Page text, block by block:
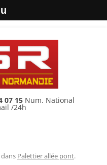
07 15Num. National
/24h
dans Palettier allée pont.